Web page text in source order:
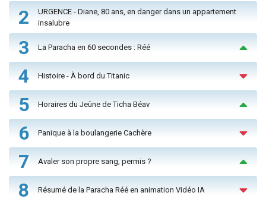
2
URGENCE - Diane, 80 ans, en danger dans un appartement
insalubre
3 La Paracha en 60 secondes : Réé
4 Histoire - À bord du Titanic
5 Horaires du Jeûne de Ticha Béav
6 Panique à la boulangerie Cachère
7 Avaler son propre sang, permis ?
8 Résumé de la Paracha Réé en animation Vidéo IA